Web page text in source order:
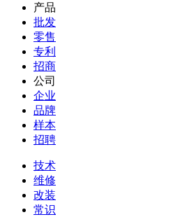
产品
批发
零售
专利
招商
公司
企业
品牌
样本
招聘
技术
维修
改装
常识